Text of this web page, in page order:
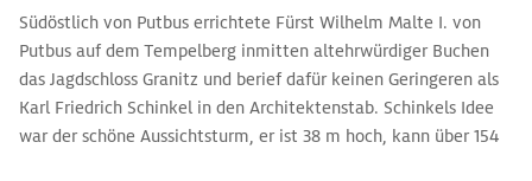
Südöstlich von Putbus errichtete Fürst Wilhelm Malte I. von
Putbus auf dem Tempelberg inmitten altehrwürdiger Buchen
das Jagdschloss Granitz und berief dafür keinen Geringeren als
Karl Friedrich Schinkel in den Architektenstab. Schinkels Idee
war der schöne Aussichtsturm, er ist 38 m hoch, kann über 154